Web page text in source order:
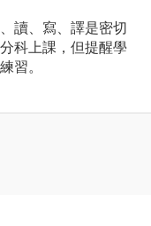
讀、寫、譯是密切
科上課，但提醒學
習。